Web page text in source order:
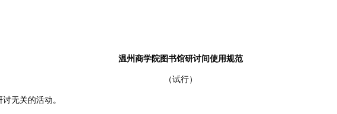
温州商学院图书馆研讨间使用规范
（试行）
无关的活动。